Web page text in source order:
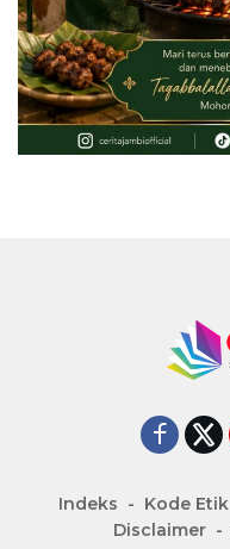
Indeks Kode Etik
Disclaimer